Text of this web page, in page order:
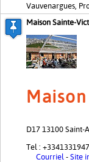
Vauvenargues,
Maison Sainte-
D17 13100 Saint-
Tel :
Courriel -Site